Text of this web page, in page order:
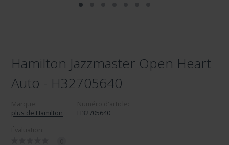
Hamilton Jazzmaster Open Heart
Auto - H32705640
plus de Hamilton
H32705640